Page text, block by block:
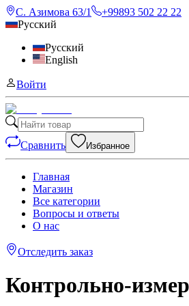
С. Азимова 63/1
+99893 502 22 22
Русский
Русский
English
Войти
Сравнить Избранное
Главная
Магазин
Все категории
Вопросы и ответы
О нас
Отследить заказ
Контрольно-